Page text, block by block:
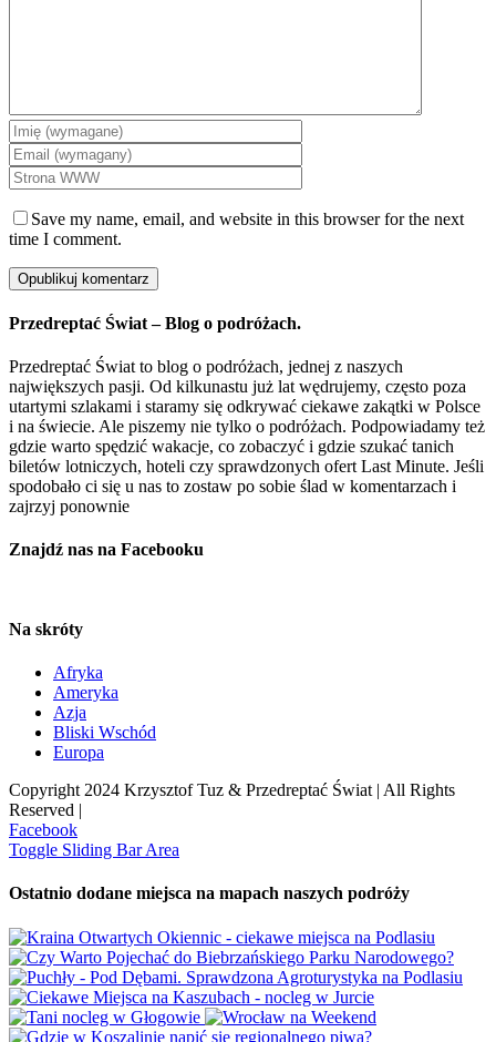
Save my name, email, and website in this browser for the next
time I comment.
Przedreptać Świat – Blog o podróżach.
Przedreptać Świat to blog o podróżach, jednej z naszych
największych pasji. Od kilkunastu już lat wędrujemy, często poza
utartymi szlakami i staramy się odkrywać ciekawe zakątki w Polsce
i na świecie. Ale piszemy nie tylko o podróżach. Podpowiadamy też
gdzie warto spędzić wakacje, co zobaczyć i gdzie szukać tanich
biletów lotniczych, hoteli czy sprawdzonych ofert Last Minute. Jeśli
spodobało ci się u nas to zostaw po sobie ślad w komentarzach i
zajrzyj ponownie
Znajdź nas na Facebooku
Na skróty
Afryka
Ameryka
Azja
Bliski Wschód
Europa
Copyright 2024 Krzysztof Tuz & Przedreptać Świat | All Rights
Reserved |
Facebook
Toggle Sliding Bar Area
Ostatnio dodane miejsca na mapach naszych podróży